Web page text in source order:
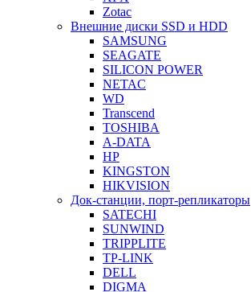
Zotac
Внешние диски SSD и HDD
SAMSUNG
SEAGATE
SILICON POWER
NETAC
WD
Transcend
TOSHIBA
A-DATA
HP
KINGSTON
HIKVISION
Док-станции, порт-репликаторы
SATECHI
SUNWIND
TRIPPLITE
TP-LINK
DELL
DIGMA